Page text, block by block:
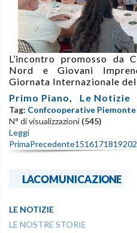
L’incontro promosso da
Nord e Giovani
Giornata Internazionale
Primo Piano
Le Notizie
Tag: Confcooperative
N° di visualizzazioni (545)
Leggi
PrimaPrecedente151617181920
LACOMUNICAZIONE
LE NOTIZIE
LE NOSTRE STORIE